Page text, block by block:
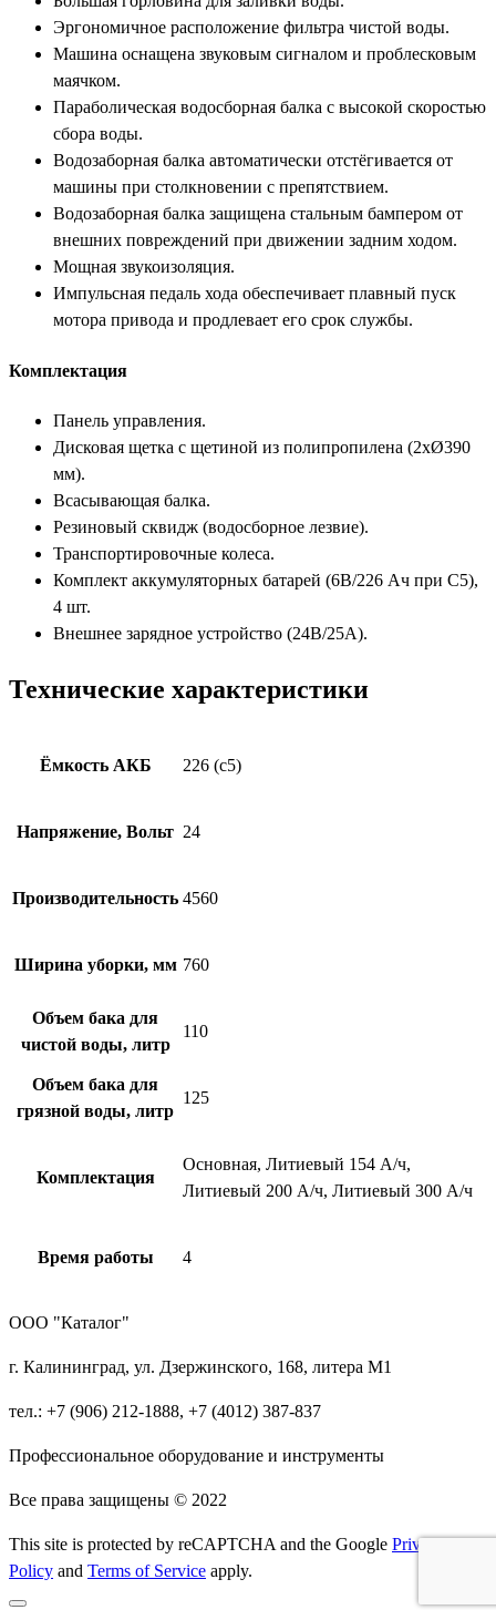
Эргономичное расположение фильтра чистой воды.
Машина оснащена звуковым сигналом и проблесковым
маячком.
Параболическая водосборная балка с высокой скоростью
сбора воды.
Водозаборная балка автоматически отстёгивается от
машины при столкновении с препятствием.
Водозаборная балка защищена стальным бампером от
внешних повреждений при движении задним ходом.
Мощная звукоизоляция.
Импульсная педаль хода обеспечивает плавный пуск
мотора привода и продлевает его срок службы.
Комплектация
Панель управления.
Дисковая щетка с щетиной из полипропилена (2хØ390
мм).
Всасывающая балка.
Резиновый сквидж (водосборное лезвие).
Транспортировочные колеса.
Комплект аккумуляторных батарей (6В/226 Ач при С5),
4 шт.
Внешнее зарядное устройство (24В/25А).
Технические характеристики
Ёмкость АКБ 226 (с5)
Напряжение, Вольт 24
Производительность 4560
Ширина уборки, мм 760
Объем бака для
чистой воды, литр
110
Объем бака для
грязной воды, литр
125
Комплектация
Основная, Литиевый 154 А/ч,
Литиевый 200 А/ч, Литиевый 300 А/ч
Время работы 4
ООО "Каталог"
г. Калининград, ул. Дзержинского, 168, литера М1
тел.: +7 (906) 212-1888, +7 (4012) 387-837
Профессиональное оборудование и инструменты
Все права защищены © 2022
This site is protected by reCAPTCHA and the Google Privacy
Policy and Terms of Service apply.